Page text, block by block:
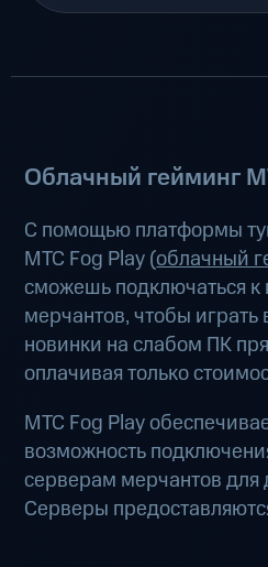
Облачный гейминг
С помощью платформы
МТС Fog Play (облачный
сможешь подключаться
мерчантов, чтобы
новинки на слабом ПК
оплачивая только
МТС Fog Play
возможность
серверам мерчантов для
Серверы